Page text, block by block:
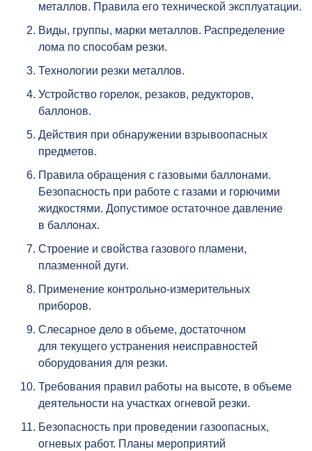
металлов. Правила его технической эксплуатации.
Виды, группы, марки металлов. Распределение
лома по способам резки.
Технологии резки металлов.
Устройство горелок, резаков, редукторов,
баллонов.
Действия при обнаружении взрывоопасных
предметов.
Правила обращения с газовыми баллонами.
Безопасность при работе с газами и горючими
жидкостями. Допустимое остаточное давление
в баллонах.
Строение и свойства газового пламени,
плазменной дуги.
Применение контрольно-измерительных
приборов.
Слесарное дело в объеме, достаточном
для текущего устранения неисправностей
оборудования для резки.
Требования правил работы на высоте, в объеме
деятельности на участках огневой резки.
Безопасность при проведении газоопасных,
огневых работ. Планы мероприятий